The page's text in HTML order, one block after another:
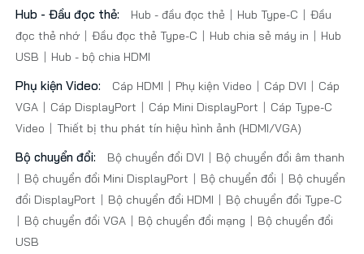
Hub - Đầu đọc thẻ: Hub - đầu đọc thẻ Hub Type-C
Đầu
đọc thẻ nhớ
Đầu đọc thẻ Type-C Hub chia sẻ máy in
Hub
USB
Hub - bộ chia HDMI
Phụ kiện Video: Cáp HDMI Phụ kiện Video Cáp DVI
Cáp
VGA
Cáp DisplayPort Cáp Mini DisplayPort
Cáp Type-C
Video
Thiết bị thu phát tín hiệu hình ảnh (HDMI/VGA)
Bộ chuyển đổi: Bộ chuyển đổi DVI
Bộ chuyển đổi âm thanh
Bộ chuyển đổi Mini DisplayPort
Bộ chuyển đổi
Bộ chuyển
đổi DisplayPort
Bộ chuyển đổi HDMI
Bộ chuyển đổi Type-C
Bộ chuyển đổi VGA
Bộ chuyển đổi mạng
Bộ chuyển đổi
USB